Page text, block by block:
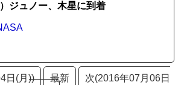
ジュノー、木星に到着
日(月)) 最新
次(2016年07月06日